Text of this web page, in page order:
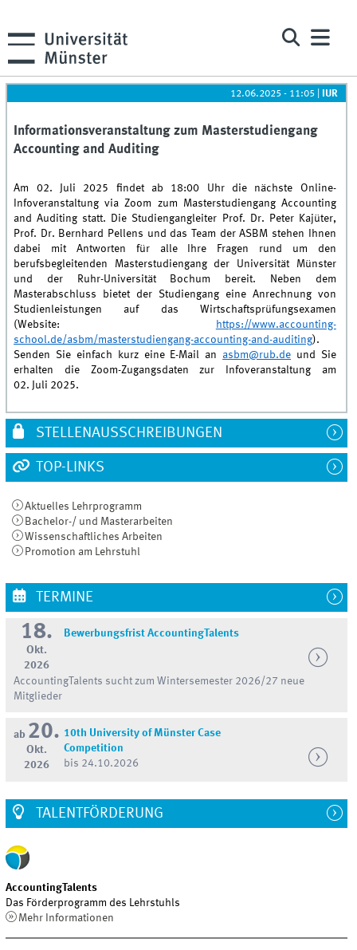
12.06.2025 - 11:05 IUR
Informationsveranstaltung zum Masterstudiengang
Accounting and Auditing
Am 02. Juli 2025 findet ab 18:00 Uhr die nächste Online-
Infoveranstaltung via Zoom zum Masterstudiengang Accounting
and Auditing statt. Die Studiengangleiter Prof. Dr. Peter Kajüter,
Prof. Dr. Bernhard Pellens und das Team der ASBM stehen Ihnen
dabei mit Antworten für alle Ihre Fragen rund um den
berufsbegleitenden Masterstudiengang der Universität Münster
und der Ruhr-Universität Bochum bereit. Neben dem
Masterabschluss bietet der Studiengang eine Anrechnung von
Studienleistungen auf das Wirtschaftsprüfungsexamen
(Website:
https://www.accounting-
school.de/asbm/masterstudiengang-accounting-and-auditing).
Senden Sie einfach kurz eine E-Mail anasbm@rub.de und Sie
erhalten die Zoom-Zugangsdaten zur Infoveranstaltung am
02. Juli 2025.
STELLENAUSSCHREIBUNGEN
TOP-LINKS
Aktuelles Lehrprogramm
Bachelor-/ und Masterarbeiten
Wissenschaftliches Arbeiten
Promotion am Lehrstuhl
TERMINE
18.
Okt.
2026
Bewerbungsfrist AccountingTalents
AccountingTalents sucht zum Wintersemester 2026/27 neue
Mitglieder
ab 20.
Okt.
2026
10th University of Münster Case
Competition
bis 24.10.2026
TALENTFÖRDERUNG
AccountingTalents
Das Förderprogramm des Lehrstuhls
Mehr Informationen